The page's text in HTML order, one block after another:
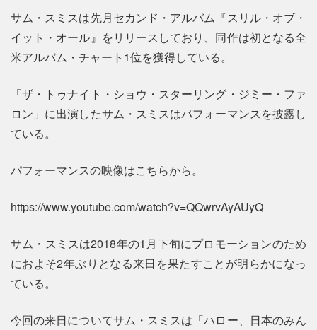
サム・スミスは先月セカンド・アルバム『スリル・オブ・
イット・オール』をリリースしており、同作は初となる全
米アルバム・チャート1位を獲得している。
「ザ・トゥナイト・ショウ・スターリング・ジミー・ファ
ロン」に出演したサム・スミスはパフォーマンスを披露し
ている。
パフォーマンスの映像はこちらから。
https://www.youtube.com/watch?v=QQwrvAyAUyQ
サム・スミスは2018年の1月下旬にプロモーションのため
におよそ2年ぶりとなる来日を果たすことが明らかになっ
ている。
今回の来日についてサム・スミスは「ハロー、日本のみん